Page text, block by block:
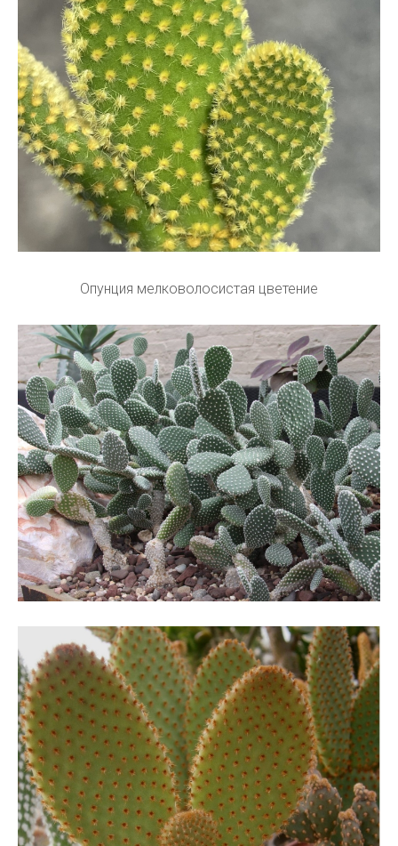
Опунция мелковолосистая цветение